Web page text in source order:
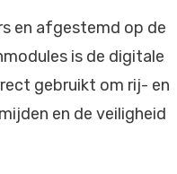
en afgestemd op de
is de digitale
gebruikt om rij- en
en de veiligheid